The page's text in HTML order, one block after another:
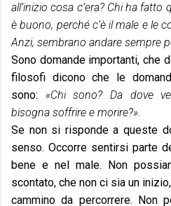
all’inizio cosa c’era? Chi ha
è buono, perché c’è il male e le
Anzi, sembrano andare sempre
Sono domande importanti, che
filosofi dicono che le
sono: «Chi sono? Da dove
bisogna soffrire e morire?».
Se non si risponde a queste
senso. Occorre sentirsi parte
bene e nel male. Non
scontato, che non ci sia un
cammino da percorrere. Non